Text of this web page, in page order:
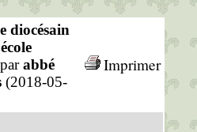
diocésain
parabbé
(2018-05-
Imprimer